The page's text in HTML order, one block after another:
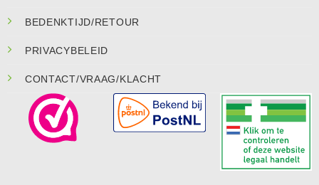
BEDENKTIJD/RETOUR
PRIVACYBELEID
CONTACT/VRAAG/KLACHT